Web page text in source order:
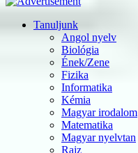
Tanuljunk
Angol nyelv
Biológia
Ének/Zene
Fizika
Informatika
Kémia
Magyar irodalom
Matematika
Magyar nyelvtan
Rajz